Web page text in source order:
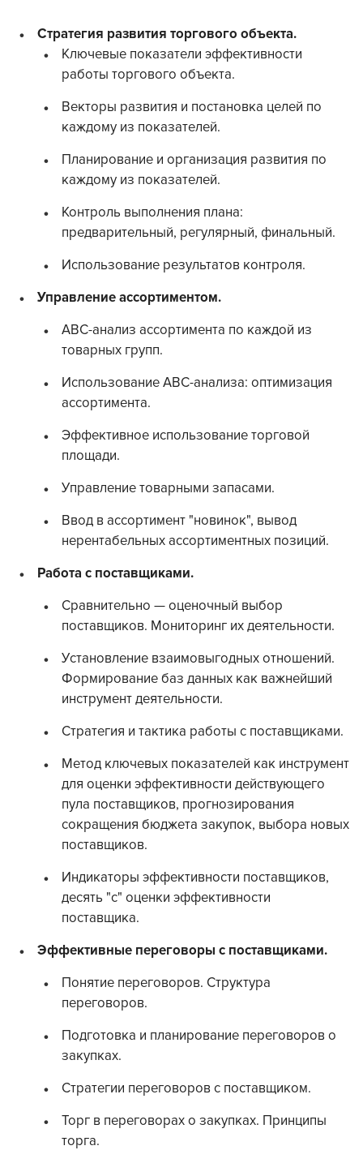
Стратегия развития торгового объекта.
Ключевые показатели эффективности
работы торгового объекта.
Векторы развития и постановка целей по
каждому из показателей.
Планирование и организация развития по
каждому из показателей.
Контроль выполнения плана:
предварительный, регулярный, финальный.
Использование результатов контроля.
Управление ассортиментом.
АВС-анализ ассортимента по каждой из
товарных групп.
Использование АВС-анализа: оптимизация
ассортимента.
Эффективное использование торговой
площади.
Управление товарными запасами.
Ввод в ассортимент "новинок", вывод
нерентабельных ассортиментных позиций.
Работа с поставщиками.
Сравнительно — оценочный выбор
поставщиков. Мониторинг их деятельности.
Установление взаимовыгодных отношений.
Формирование баз данных как важнейший
инструмент деятельности.
Стратегия и тактика работы с поставщиками.
Метод ключевых показателей как инструмент
для оценки эффективности действующего
пула поставщиков, прогнозирования
сокращения бюджета закупок, выбора новых
поставщиков.
Индикаторы эффективности поставщиков,
десять "с" оценки эффективности
поставщика.
Эффективные переговоры с поставщиками.
Понятие переговоров. Структура
переговоров.
Подготовка и планирование переговоров о
закупках.
Стратегии переговоров с поставщиком.
Торг в переговорах о закупках. Принципы
торга.